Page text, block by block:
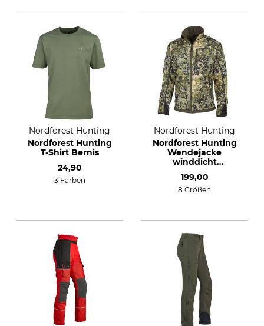
Nordforest Hunting
Nordforest Hunting
T-Shirt Bernis
24,90
3 Farben
Nordforest Hunting
Nordforest Hunting
Wendejacke
winddicht
199,00
8 Größen